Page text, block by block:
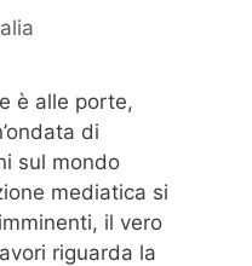
è alle porte,
di
sul mondo
mediatica si
il vero
riguarda la